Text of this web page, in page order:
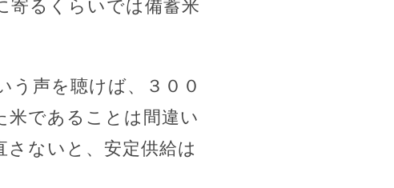
寄るくらいでは備蓄米
う声を聴けば、３００
米であることは間違い
ないと、安定供給は